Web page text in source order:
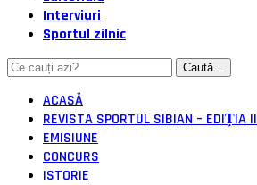
Interviuri
Sportul zilnic
ACASĂ
REVISTA SPORTUL SIBIAN – EDIȚIA II
EMISIUNE
CONCURS
ISTORIE